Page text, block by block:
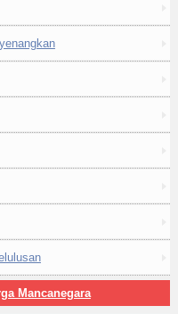
Mancanegara